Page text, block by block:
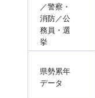
／警察・
消防／公
務員・選
挙
県勢累年
データ